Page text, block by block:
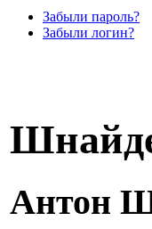
Забыли пароль?
Забыли логин?
Антон